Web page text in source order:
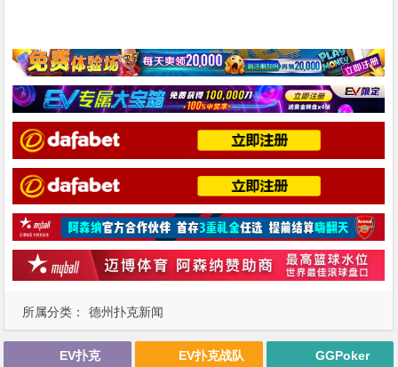
所属分类： 德州扑克新闻
EV扑克 EV扑克战队 GGPoker